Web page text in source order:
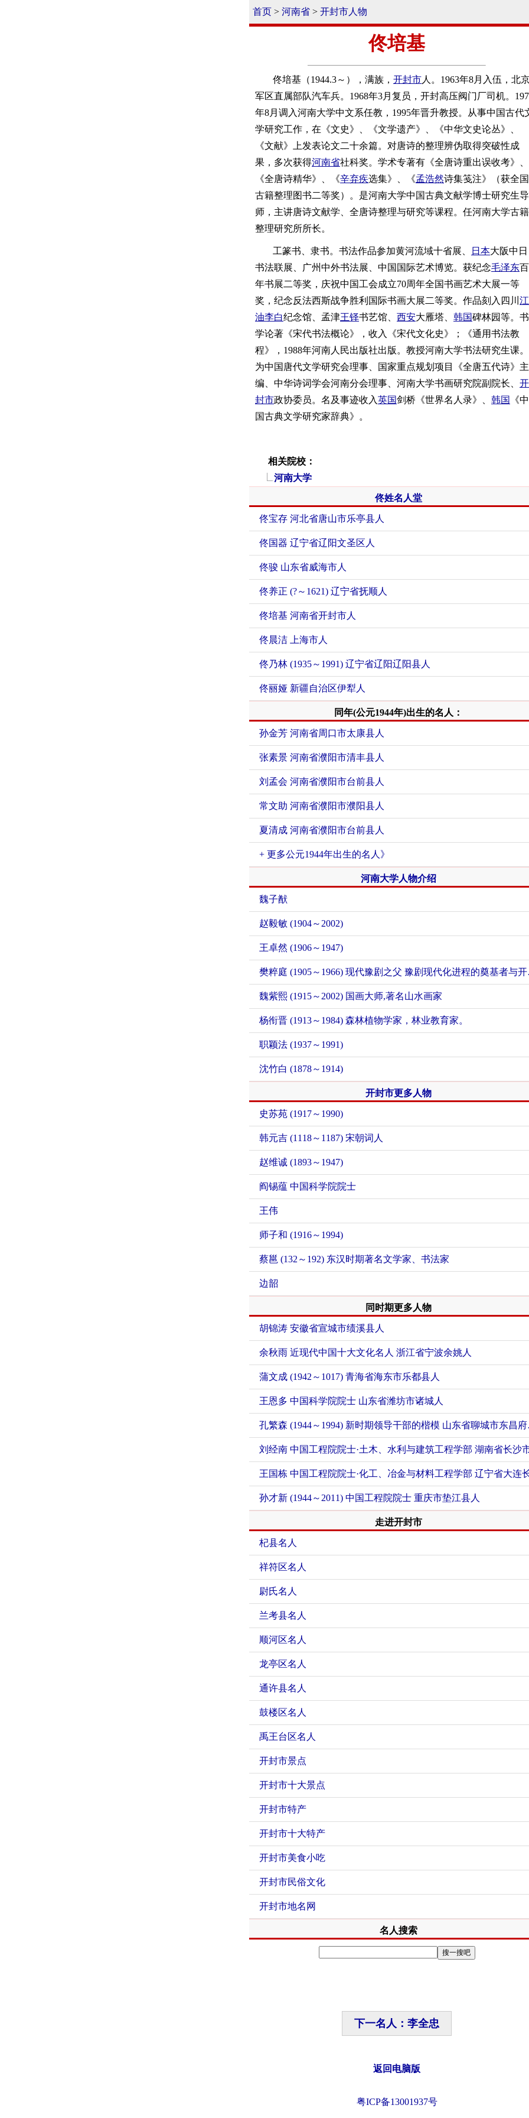
首页 > 河南省 > 开封市人物
佟培基
佟培基（1944.3～），满族， 开封市人。1963年8月入伍，北
军区直属部队汽车兵。1968年3月复员，开封高压阀门厂司机。
年8月调入河南大学中文系任教，1995年晋升教授。从事中国古代
学研究工作，在《文史》、《文学遗产》、《中华文史论丛》、
《文献》上发表论文二十余篇。对唐诗的整理辨伪取得突破性成
果，多次获得河南省社科奖。学术专著有《全唐诗重出误收考》、
《全唐诗精华》、《辛弃疾选集》、《孟浩然诗集笺注》（获全国
古籍整理图书二等奖）。是河南大学中国古典文献学博士研究生导
师，主讲唐诗文献学、全唐诗整理与研究等课程。任河南大学古籍
整理研究所所长。
工篆书、隶书。书法作品参加黄河流域十省展、 日本大阪中日
书法联展、广州中外书法展、中国国际艺术博览。获纪念毛泽东百
年书展二等奖，庆祝中国工会成立70周年全国书画艺术大展一等
奖，纪念反法西斯战争胜利国际书画大展二等奖。作品刻入四川 江
油李白纪念馆、孟津王铎书艺馆、 西安大雁塔、 韩国碑林园等。书
学论著《宋代书法概论》，收入《宋代文化史》；《通用书法教
程》，1988年河南人民出版社出版。教授河南大学书法研究生课。
为中国唐代文学研究会理事、国家重点规划项目《全唐五代诗》主
编、中华诗词学会河南分会理事、河南大学书画研究院副院长、 开
封市政协委员。名及事迹收入英国剑桥《世界名人录》、 韩国
《中
国古典文学研究家辞典》。
相关院校：
河南大学
佟姓名人堂
佟宝存 河北省唐山市乐亭县人
佟国器 辽宁省辽阳文圣区人
佟骏 山东省威海市人
佟养正 (?～1621) 辽宁省抚顺人
佟培基 河南省开封市人
佟晨洁 上海市人
佟乃林 (1935～1991) 辽宁省辽阳辽阳县人
佟丽娅 新疆自治区伊犁人
同年(公元1944年)出生的名人：
孙金芳 河南省周口市太康县人
张素景 河南省濮阳市清丰县人
刘孟会 河南省濮阳市台前县人
常文助 河南省濮阳市濮阳县人
夏清成 河南省濮阳市台前县人
+ 更多公元1944年出生的名人》
河南大学人物介绍
魏子猷
赵毅敏 (1904～2002)
王卓然 (1906～1947)
樊粹庭
魏紫熙 (1915～2002) 国画大师,著名山水画家
杨衔晋 (1913～1984) 森林植物学家，林业教育家。
职颖法 (1937～1991)
沈竹白 (1878～1914)
开封市更多人物
史苏苑 (1917～1990)
韩元吉 (1118～1187) 宋朝词人
赵维诚 (1893～1947)
阎锡蕴 中国科学院院士
王伟
师子和 (1916～1994)
蔡邕 (132～192) 东汉时期著名文学家、书法家
边韶
同时期更多人物
胡锦涛 安徽省宣城市绩溪县人
余秋雨 近现代中国十大文化名人 浙江省宁波余姚人
蒲文成 (1942～1017) 青海省海东市乐都县人
王恩多 中国科学院院士 山东省潍坊市诸城人
孔繁森 (1944～1994) 新时期领导干部的楷模 山东省聊城市东昌府区人
刘经南 中国工程院院士·土木、水利与建筑工程学部 湖南省长沙市天心区
王国栋 中国工程院院士·化工、冶金与材料工程学部 辽宁省大连长海县
孙才新 (1944～2011) 中国工程院院士 重庆市垫江县人
走进开封市
杞县名人
祥符区名人
尉氏名人
兰考县名人
顺河区名人
龙亭区名人
通许县名人
鼓楼区名人
禹王台区名人
开封市景点
开封市十大景点
开封市特产
开封市十大特产
开封市美食小吃
开封市民俗文化
开封市地名网
名人搜索
下一名人：李全忠
返回电脑版
粤ICP备13001937号